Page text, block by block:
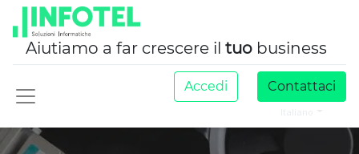
Aiutiamo a far crescere il tuo business
Accedi Contattaci